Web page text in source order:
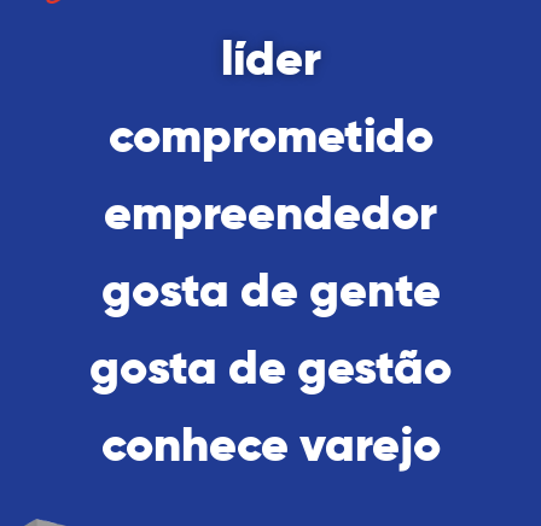
líder
comprometido
empreendedor
gosta de gente
gosta de gestão
conhece varejo